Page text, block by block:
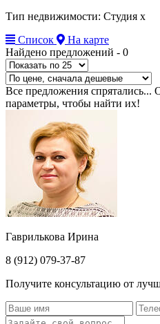
Тип недвижимости: Студия x
Список
На карте
Найдено предложений - 0
Все предложения спрятались...
параметры, чтобы найти их!
Гаврилькова Ирина
8 (912) 079-37-87
Получите консультацию от